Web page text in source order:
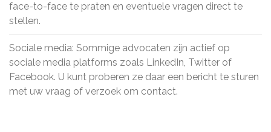
face-to-face te praten en eventuele vragen direct te
stellen.
Sociale media: Sommige advocaten zijn actief op
sociale media platforms zoals LinkedIn, Twitter of
Facebook. U kunt proberen ze daar een bericht te sturen
met uw vraag of verzoek om contact.